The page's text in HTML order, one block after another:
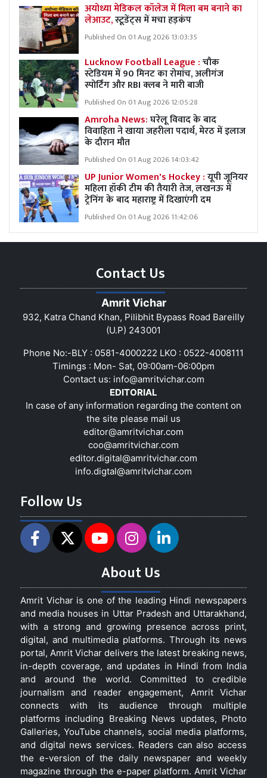
अयोध्या मेडिकल कॉलेज में मिला बम बनाने का
लेआउट,स्टूडेंट्स में मचा हड़कंप
Published On 01 Aug 2026 13:03:35
Lucknow Football League :चौक
स्टेडियम में 90 मिनट का रोमांच, अलीगंज
स्पोर्टिंग और RBI क्लब ने मारी बाजी
Published On 01 Aug 2026 12:05:28
Amroha News:घरेलू विवाद के बाद
विवाहिता ने खाया जहरीला पदार्थ, मेरठ में इलाज
के दौरान मौत
Published On 01 Aug 2026 14:03:42
UP Junior Women's Hockey :यूपी जूनियर
महिला हॉकी टीम की तैयारी तेज, लखनऊ में
ट्रेनिंग के बाद महाराष्ट्र में दिखाएंगी दम
Published On 01 Aug 2026 11:42:06
Contact Us
Amrit Vichar
932, Katra Chand Khan, Pilibhit Bypass Road Bareilly
(U.P) 243001
Phone No:-BLY : 0581-4000222 LKO : 0522-4008111
Timings : Mon- Sat, 09:00am-06:00pm
Contact us: info@amritvichar.com
EDITORIAL
In case of any information regarding the content on
the site please mail us
editor@amritvichar.com
coo@amritvichar.com
editor.digital@amritvichar.com
info.digtal@amritvichar.com
Follow Us
About Us
Amrit Vichar is one of the leading Hindi newspapers
and media houses in Uttar Pradesh and Uttarakhand,
with a strong and growing presence across print,
digital, and multimedia platforms. Through its news
portal, Amrit Vichar delivers the latest breaking news,
in-depth coverage, and updates in Hindi from India
and around the world. Committed to credible
journalism and reader engagement, Amrit Vichar
connects with its audience through multiple
platforms including Breaking News updates, Photo
Galleries, YouTube channels, social media platforms,
and digital news services. Readers can also access
the e-version of the daily newspaper and weekly
magazine through the e-paper platform. Amrit Vichar